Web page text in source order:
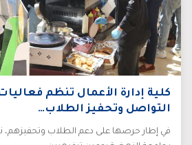
كلية إدارة الأعمال تنظم
التواصل وتحفيز الطلاب…
في إطار حرصها على دعم الطلاب وتحفيزهم،